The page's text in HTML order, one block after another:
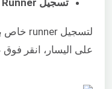
تسجيل Runner خاص بالمشروع
على اليسار، انقر فوق